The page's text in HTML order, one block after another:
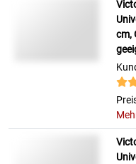
cm,